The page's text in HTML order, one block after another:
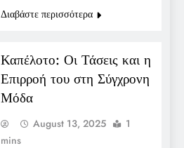
Διαβάστε περισσότερα
Καπέλοτο: Οι Τάσεις και η
Επιρροή του στη Σύγχρονη
Μόδα
August 13, 2025
1
mins